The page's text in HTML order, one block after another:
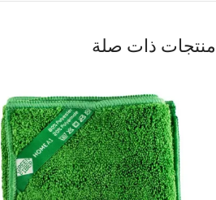
منتجات ذات صلة